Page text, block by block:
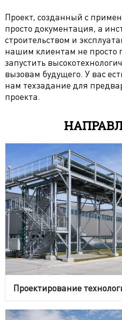
Проект, созданный с
просто документация, а
строительством и
нашим клиентам не просто
запустить
вызовам будущего. У вас
нам техзадание для
проекта.
Проектирование